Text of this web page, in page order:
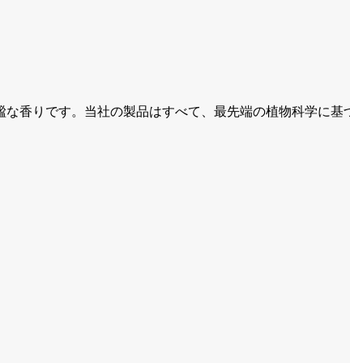
香りです。当社の製品はすべて、最先端の植物科学に基